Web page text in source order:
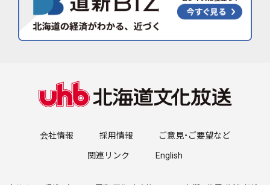
会社情報 採用情報 ご意見・ご要望など
関連リンク English